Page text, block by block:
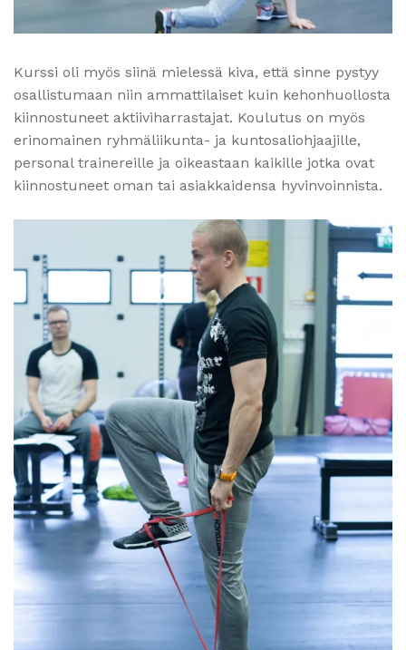
Kurssi oli myös siinä mielessä kiva, että sinne pystyy
osallistumaan niin ammattilaiset kuin kehonhuollosta
kiinnostuneet aktiiviharrastajat. Koulutus on myös
erinomainen ryhmäliikunta- ja kuntosaliohjaajille,
personal trainereille ja oikeastaan kaikille jotka ovat
kiinnostuneet oman tai asiakkaidensa hyvinvoinnista.